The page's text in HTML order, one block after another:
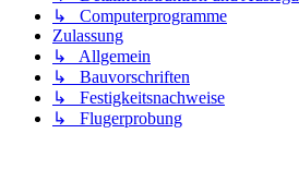
↳ Computerprogramme
Zulassung
↳ Allgemein
↳ Bauvorschriften
↳ Festigkeitsnachweise
↳ Flugerprobung